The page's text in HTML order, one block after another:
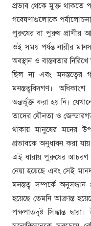
প্রভাব থেকে মুক্ত থাকতে
গবেষণাগুলোকে
পুরুষের বা পুরুষ প্রাণীর
ওই সময় পর্যন্ত নারীর
অবস্থান ও বাস্তবতার
ছিল না এবং
মনস্তত্ববিদগণ।
অন্তর্ভূক্ত করা হয় নি।
তাদের যৌনতা ও জেন্ডারগত
থাকায় মানুষের মনের
প্রভাবকে অনুধাবন করা
এই ধারায় পুরুষের
নেয়া হয়েছে এবং সেই
মনস্তত্ব সম্পর্কে
হয়েছে তেমনি আক্রান্ত
পক্ষপাতদুষ্ট সিদ্ধান্ত